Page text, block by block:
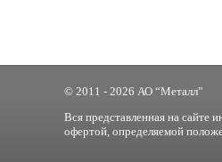
© 2011 - 2026 АО “Металл”
Вся представленная на сайте
офертой, определяемой